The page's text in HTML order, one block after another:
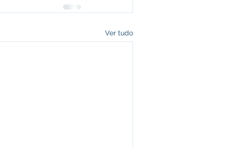
Ver tudo